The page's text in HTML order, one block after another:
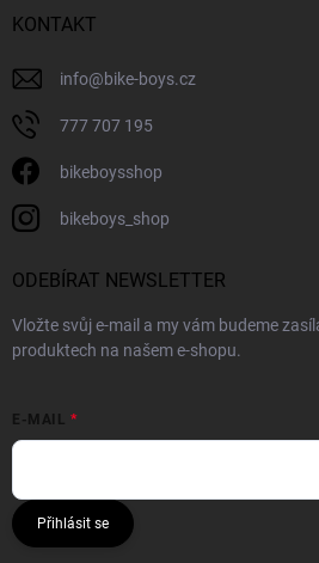
KONTAKT
info@bike-boys.cz
777 707 195
bikeboysshop
bikeboys_shop
ODEBÍRAT NEWSLETTER
Vložte svůj e-mail a my vám budeme
produktech na našem e-shopu.
E-MAIL
Přihlásit se